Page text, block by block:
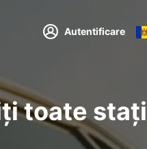
Autentificare
toate